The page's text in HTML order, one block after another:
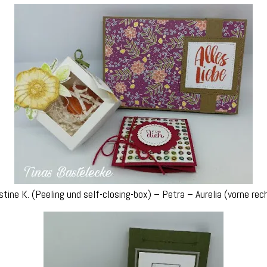
K. (Peeling und self-closing-box) – Petra – Aurelia (vorne